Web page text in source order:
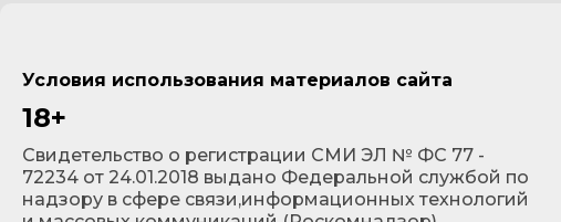
Условия использования материалов сайта
18+
Cвидетельство о регистрации СМИ ЭЛ № ФС 77 -
72234 от 24.01.2018 выдано Федеральной службой по
надзору в сфере связи,информационных технологий